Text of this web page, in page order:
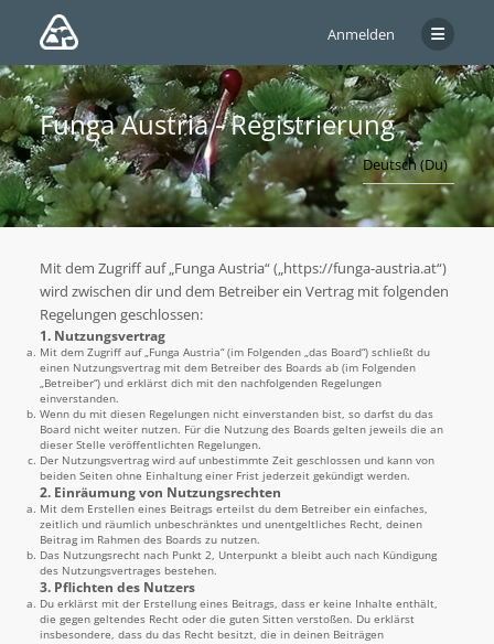
Anmelden
Funga Austria - Registrierung
Mit dem Zugriff auf „Funga Austria“ („https://funga-austria.at“)
wird zwischen dir und dem Betreiber ein Vertrag mit folgenden
Regelungen geschlossen:
1. Nutzungsvertrag
Mit dem Zugriff auf „Funga Austria“ (im Folgenden „das Board“) schließt du
einen Nutzungsvertrag mit dem Betreiber des Boards ab (im Folgenden
„Betreiber“) und erklärst dich mit den nachfolgenden Regelungen
einverstanden.
Wenn du mit diesen Regelungen nicht einverstanden bist, so darfst du das
Board nicht weiter nutzen. Für die Nutzung des Boards gelten jeweils die an
dieser Stelle veröffentlichten Regelungen.
Der Nutzungsvertrag wird auf unbestimmte Zeit geschlossen und kann von
beiden Seiten ohne Einhaltung einer Frist jederzeit gekündigt werden.
2. Einräumung von Nutzungsrechten
Mit dem Erstellen eines Beitrags erteilst du dem Betreiber ein einfaches,
zeitlich und räumlich unbeschränktes und unentgeltliches Recht, deinen
Beitrag im Rahmen des Boards zu nutzen.
Das Nutzungsrecht nach Punkt 2, Unterpunkt a bleibt auch nach Kündigung
des Nutzungsvertrages bestehen.
3. Pflichten des Nutzers
Du erklärst mit der Erstellung eines Beitrags, dass er keine Inhalte enthält,
die gegen geltendes Recht oder die guten Sitten verstoßen. Du erklärst
insbesondere, dass du das Recht besitzt, die in deinen Beiträgen